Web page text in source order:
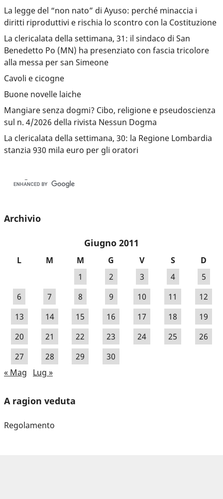
La legge del “non nato” di Ayuso: perché minaccia i
diritti riproduttivi e rischia lo scontro con la Costituzione
La clericalata della settimana, 31: il sindaco di San
Benedetto Po (MN) ha presenziato con fascia tricolore
alla messa per san Simeone
Cavoli e cicogne
Buone novelle laiche
Mangiare senza dogmi? Cibo, religione e pseudoscienza
sul n. 4/2026 della rivista Nessun Dogma
La clericalata della settimana, 30: la Regione Lombardia
stanzia 930 mila euro per gli oratori
Archivio
Giugno 2011
L M M G V S
D
1
2 3 4
5
6
7 8 9 10 11
12
13
14 15 16 17 18
19
20
21 22 23 24 25
26
27
28 29
30
« Mag
Lug »
A ragion veduta
Regolamento